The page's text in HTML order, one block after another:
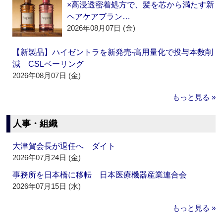
×高浸透密着処方で、髪を芯から満たす新
ヘアケアブラン…
2026年08月07日 (金)
【新製品】ハイゼントラを新発売‐高用量化で投与本数削
減 CSLベーリング
2026年08月07日 (金)
もっと見る »
人事・組織
大津賀会長が退任へ ダイト
2026年07月24日 (金)
事務所を日本橋に移転 日本医療機器産業連合会
2026年07月15日 (水)
もっと見る »